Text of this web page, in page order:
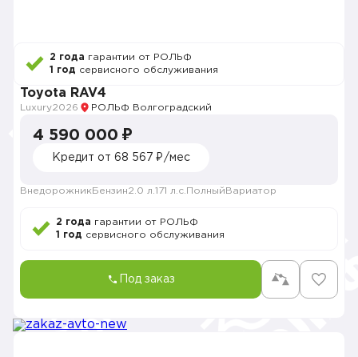
2 года гарантии от РОЛЬФ
1 год сервисного обслуживания
Toyota RAV4
Luxury2026 РОЛЬФ Волгоградский
4 590 000 ₽
Кредит от 68 567 ₽/мес
Внедорожник Бензин2.0 л. 171 л.с. Полный Вариатор
2 года гарантии от РОЛЬФ
1 год сервисного обслуживания
Под заказ